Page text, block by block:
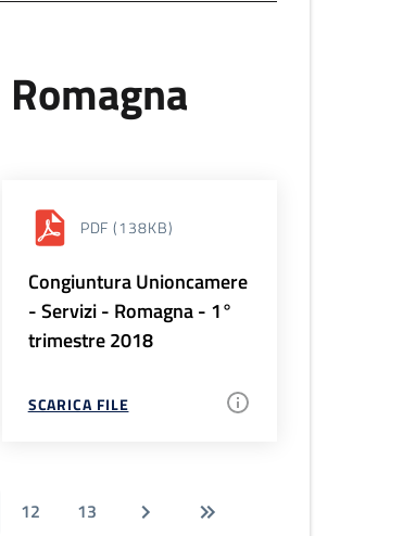
PDF (138KB)
Congiuntura Unioncamere
- Servizi - Romagna - 1°
trimestre 2018
SCARICA FILE
12 13